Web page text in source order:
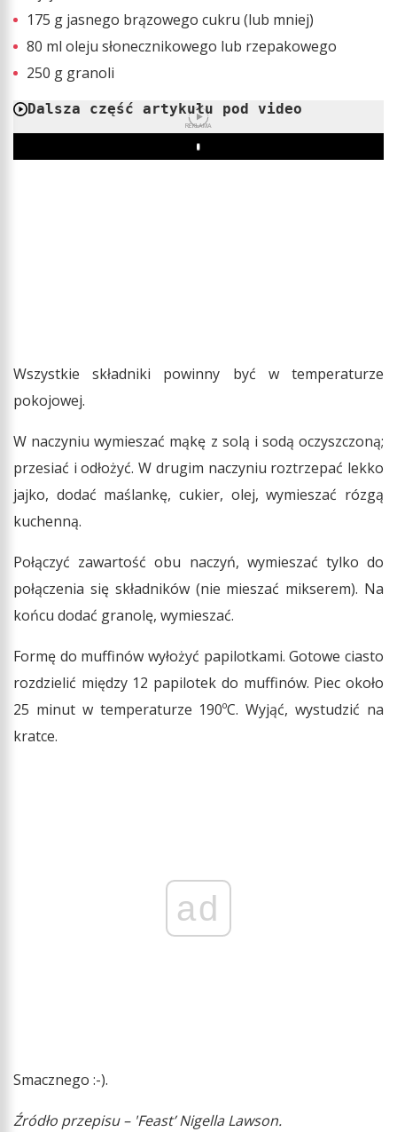
175 g jasnego brązowego cukru (lub mniej)
80 ml oleju słonecznikowego lub rzepakowego
250 g granoli
Dalsza część artykułu pod video
REKLAMA
Play
Wszystkie składniki powinny być w temperaturze
pokojowej.
W naczyniu wymieszać mąkę z solą i sodą oczyszczoną;
przesiać i odłożyć. W drugim naczyniu roztrzepać lekko
jajko, dodać maślankę, cukier, olej, wymieszać rózgą
kuchenną.
Połączyć zawartość obu naczyń, wymieszać tylko do
połączenia się składników (nie mieszać mikserem). Na
końcu dodać granolę, wymieszać.
Formę do muffinów wyłożyć papilotkami. Gotowe ciasto
rozdzielić między 12 papilotek do muffinów. Piec około
25 minut w temperaturze 190ºC. Wyjąć, wystudzić na
kratce.
ad
Smacznego :-).
Źródło przepisu – 'Feast’ Nigella Lawson.